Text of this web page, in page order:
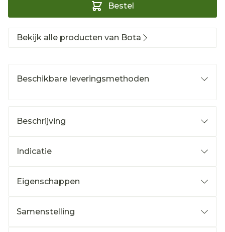
Bestel
Bekijk alle producten van Bota
Beschikbare leveringsmethoden
Beschrijving
Indicatie
Eigenschappen
Samenstelling